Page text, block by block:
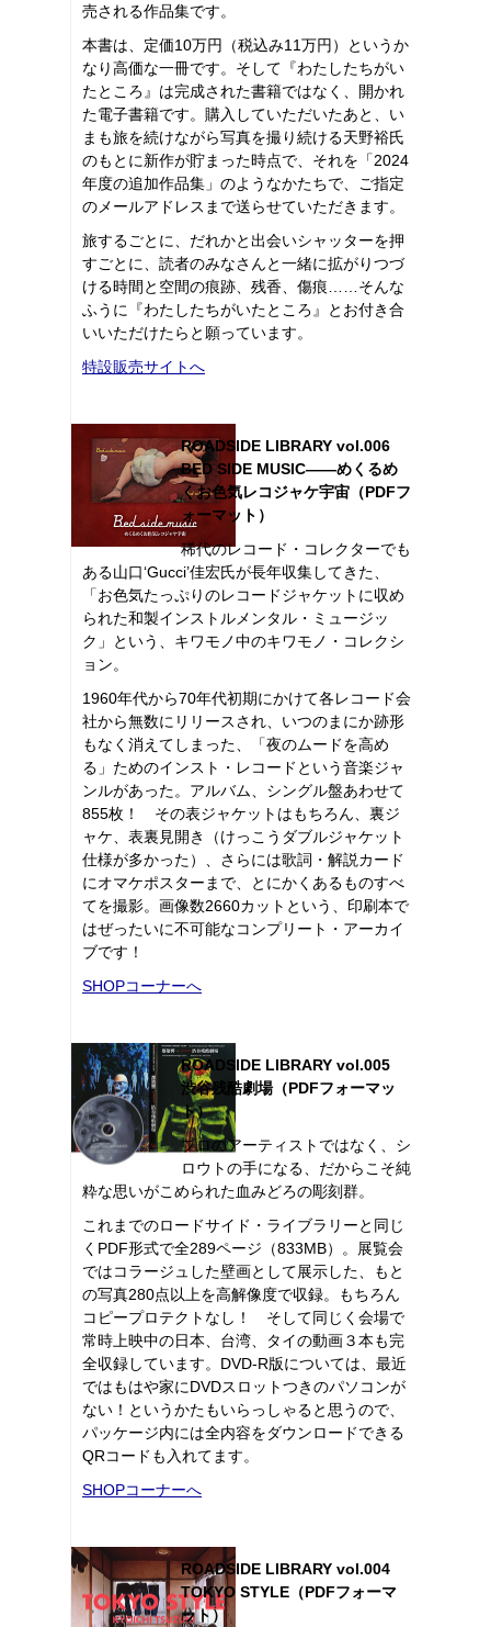
売される作品集です。
本書は、定価10万円（税込み11万円）というか
なり高価な一冊です。そして『わたしたちがい
たところ』は完成された書籍ではなく、開かれ
た電子書籍です。購入していただいたあと、い
まも旅を続けながら写真を撮り続ける天野裕氏
のもとに新作が貯まった時点で、それを「2024
年度の追加作品集」のようなかたちで、ご指定
のメールアドレスまで送らせていただきます。
旅するごとに、だれかと出会いシャッターを押
すごとに、読者のみなさんと一緒に拡がりつづ
ける時間と空間の痕跡、残香、傷痕……そんな
ふうに『わたしたちがいたところ』とお付き合
いいただけたらと願っています。
特設販売サイトへ
ROADSIDE LIBRARY vol.006
BED SIDE MUSIC――めくるめ
くお色気レコジャケ宇宙（PDFフ
ォーマット）
稀代のレコード・コレクターでも
ある山口‘Gucci’佳宏氏が長年収集してきた、
「お色気たっぷりのレコードジャケットに収め
られた和製インストルメンタル・ミュージッ
ク」という、キワモノ中のキワモノ・コレクシ
ョン。
1960年代から70年代初期にかけて各レコード会
社から無数にリリースされ、いつのまにか跡形
もなく消えてしまった、「夜のムードを高め
る」ためのインスト・レコードという音楽ジャ
ンルがあった。アルバム、シングル盤あわせて
855枚！ その表ジャケットはもちろん、裏ジ
ャケ、表裏見開き（けっこうダブルジャケット
仕様が多かった）、さらには歌詞・解説カード
にオマケポスターまで、とにかくあるものすべ
てを撮影。画像数2660カットという、印刷本で
はぜったいに不可能なコンプリート・アーカイ
ブです！
SHOPコーナーへ
ROADSIDE LIBRARY vol.005
渋谷残酷劇場（PDFフォーマッ
ト）
プロのアーティストではなく、シ
ロウトの手になる、だからこそ純
粋な思いがこめられた血みどろの彫刻群。
これまでのロードサイド・ライブラリーと同じ
くPDF形式で全289ページ（833MB）。展覧会
ではコラージュした壁画として展示した、もと
の写真280点以上を高解像度で収録。もちろん
コピープロテクトなし！ そして同じく会場で
常時上映中の日本、台湾、タイの動画３本も完
全収録しています。DVD-R版については、最近
ではもはや家にDVDスロットつきのパソコンが
ない！というかたもいらっしゃると思うので、
パッケージ内には全内容をダウンロードできる
QRコードも入れてます。
SHOPコーナーへ
ROADSIDE LIBRARY vol.004
TOKYO STYLE（PDFフォーマ
ット）